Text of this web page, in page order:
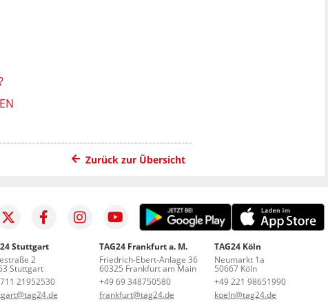
Zurück zur Übersicht
Stuttgart
2
Stuttgart
21952530
TAG24 Frankfurt a. M.
Friedrich-Ebert-Anlage 36
60325 Frankfurt am Main
+49 69 348750580
frankfurt@tag24.de
TAG24 Köln
Neumarkt 1a
50667 Köln
+49 221 98651990
koeln@tag24.de